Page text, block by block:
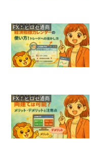
FX︰ヒロセ通商
FX︰ヒロセ通商